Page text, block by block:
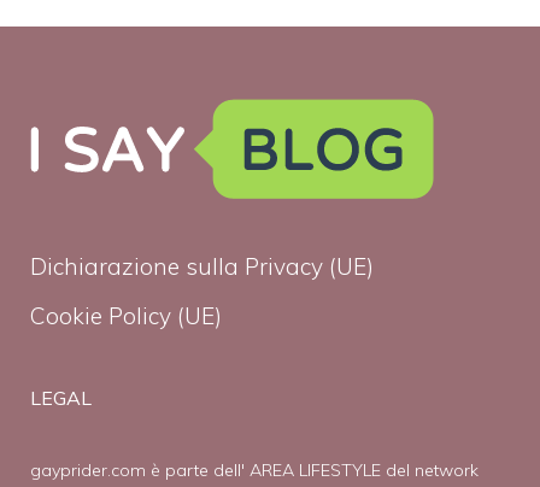
Dichiarazione sulla Privacy (UE)
Cookie Policy (UE)
LEGAL
gayprider.com è parte dell' AREA LIFESTYLE del network